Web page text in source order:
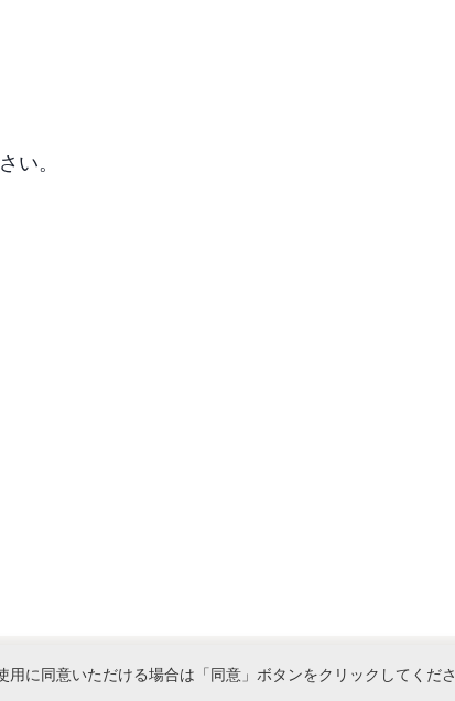
い。
に同意いただける場合は「同意」ボタンをクリックしてくださ